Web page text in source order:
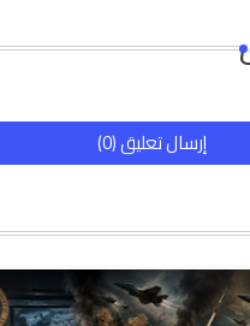
إرسال تعليق (0)